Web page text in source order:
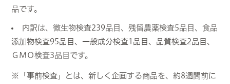
品です。
内訳は、微生物検査239品目、残留農薬検査5品目、食品
添加物検査95品目、一般成分検査1品目、品質検査2品目、
ＧＭＯ検査3品目です。
※「事前検査」とは、新しく企画する商品を、約8週間前に